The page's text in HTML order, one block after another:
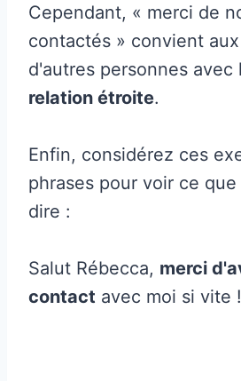
Cependant, « merci de
contactés » convient
d'autres personnes avec
relation étroite.
Enfin, considérez ces
phrases pour voir ce
dire :
Salut Rébecca, merci
contact avec moi si vite !